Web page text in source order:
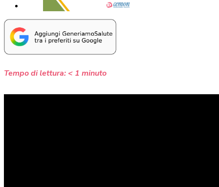
Tempo di lettura: < 1 minuto